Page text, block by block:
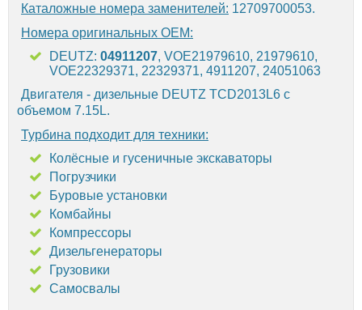
Каталожные номера заменителей: 12709700053.
Номера оригинальных OEM:
DEUTZ: 04911207, VOE21979610, 21979610,
VOE22329371, 22329371, 4911207, 24051063
Двигателя - дизельные DEUTZ TCD2013L6 с
объемом 7.15L.
Турбина подходит для техники:
Колёсные и гусеничные экскаваторы
Погрузчики
Буровые установки
Комбайны
Компрессоры
Дизельгенераторы
Грузовики
Самосвалы